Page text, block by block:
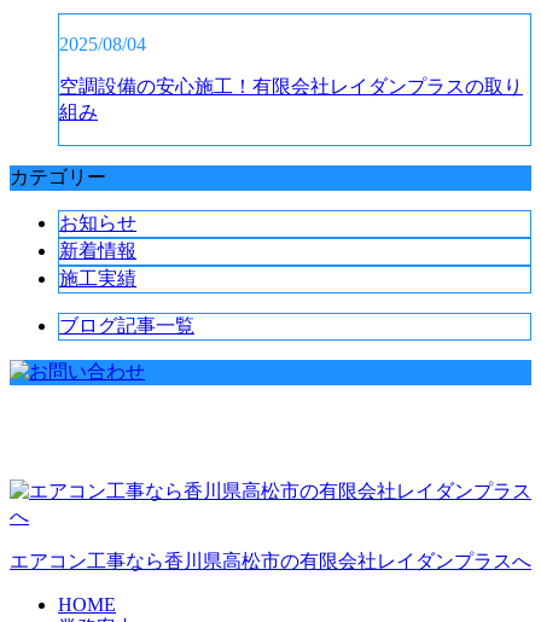
2025/08/04
空調設備の安心施工！有限会社レイダンプラスの取り
組み
カテゴリー
お知らせ
新着情報
施工実績
ブログ記事一覧
エアコン工事なら香川県高松市の有限会社レイダンプラスへ
HOME